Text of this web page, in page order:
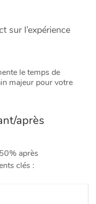
sur l’expérience
le temps de
majeur pour votre
après
après
clés :